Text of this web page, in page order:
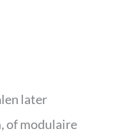
later
of modulaire